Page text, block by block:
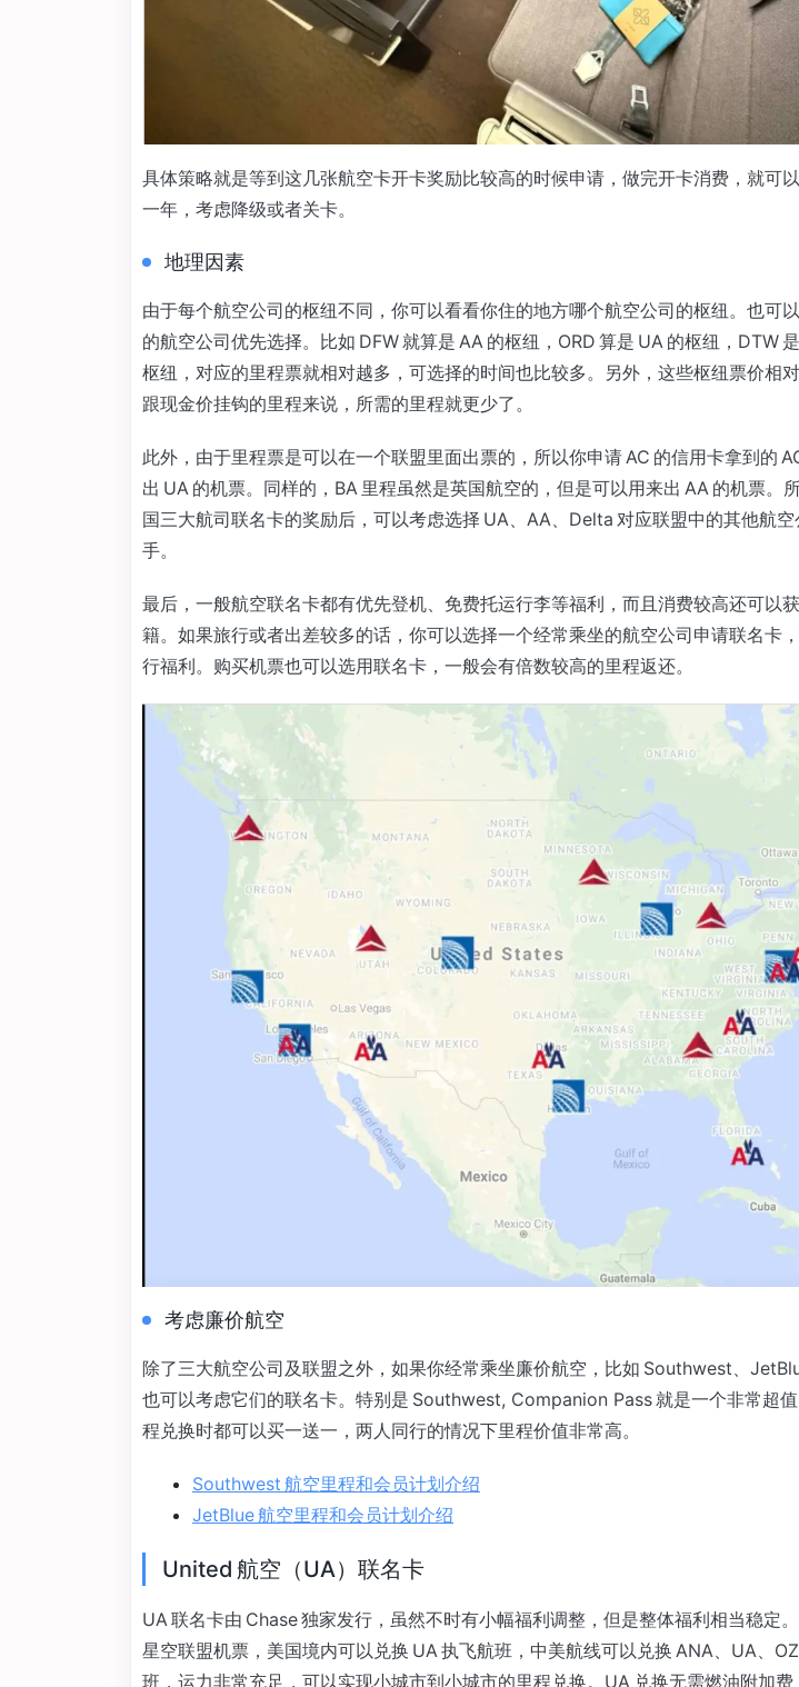
具体策略就是等到这几张航空卡开卡奖励比较高的时候申请，做完开卡消费，就可
一年，考虑降级或者关卡。
地理因素
由于每个航空公司的枢纽不同，你可以看看你住的地方哪个航空公司的枢纽。也可
的航空公司优先选择。比如 DFW 就算是 AA 的枢纽，ORD 算是 UA 的枢纽，DTW
枢纽，对应的里程票就相对越多，可选择的时间也比较多。另外，这些枢纽票价相
跟现金价挂钩的里程来说，所需的里程就更少了。
此外，由于里程票是可以在一个联盟里面出票的，所以你申请 AC 的信用卡拿到的
出 UA 的机票。同样的，BA 里程虽然是英国航空的，但是可以用来出 AA 的机票。
国三大航司联名卡的奖励后，可以考虑选择 UA、AA、Delta 对应联盟中的其他航
手。
最后，一般航空联名卡都有优先登机、免费托运行李等福利，而且消费较高还可以
籍。如果旅行或者出差较多的话，你可以选择一个经常乘坐的航空公司申请联名卡
行福利。购买机票也可以选用联名卡，一般会有倍数较高的里程返还。
考虑廉价航空
除了三大航空公司及联盟之外，如果你经常乘坐廉价航空，比如 Southwest、
也可以考虑它们的联名卡。特别是 Southwest, Companion Pass 就是一个非常超
程兑换时都可以买一送一，两人同行的情况下里程价值非常高。
Southwest 航空里程和会员计划介绍
JetBlue 航空里程和会员计划介绍
United 航空（UA）联名卡
UA 联名卡由 Chase 独家发行，虽然不时有小幅福利调整，但是整体福利相当稳定
星空联盟机票，美国境内可以兑换 UA 执飞航班，中美航线可以兑换 ANA、UA、
班，运力非常充足，可以实现小城市到小城市的里程兑换。UA 兑换无需燃油附加